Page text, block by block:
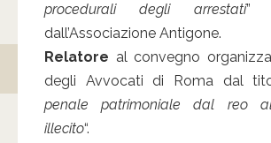
procedurali degli arrestati”
dall’Associazione Antigone.
Relatore al convegno
degli Avvocati di Roma dal
penale patrimoniale dal reo
illecito“.